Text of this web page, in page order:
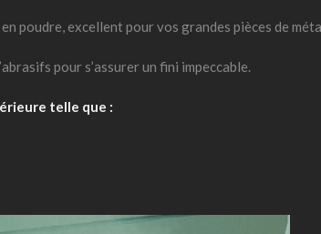
poudre, excellent pour vos grandes pièces de
pour s’assurer un fini impeccable.
telle que :